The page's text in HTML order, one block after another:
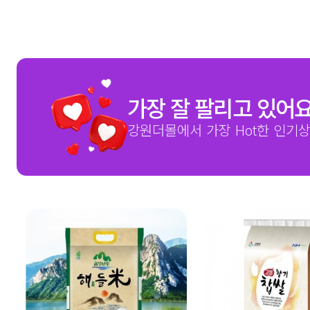
가장 잘 팔리고 있어
강원더몰에서 가장 Hot한 인기